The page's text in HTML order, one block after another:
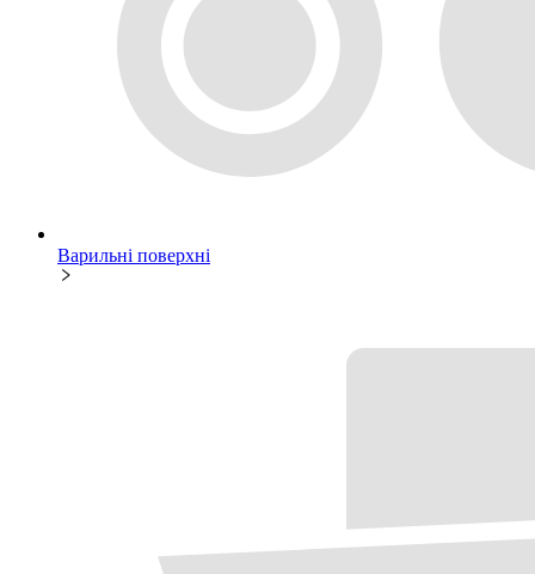
Варильні поверхні